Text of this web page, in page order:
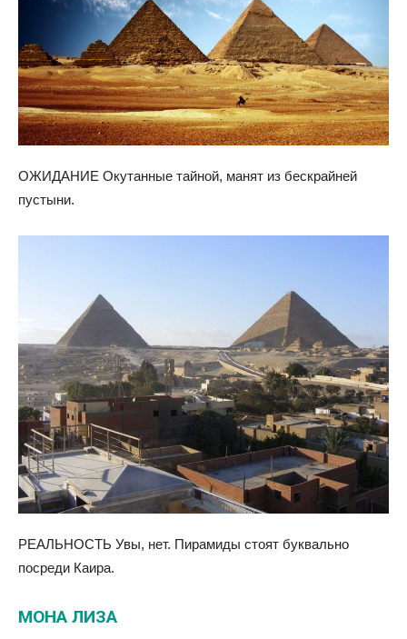
ОЖИДАНИЕ Окутанные тайной, манят из бескрайней
пустыни.
РЕАЛЬНОСТЬ Увы, нет. Пирамиды стоят буквально
посреди Каира.
МОНА ЛИЗА